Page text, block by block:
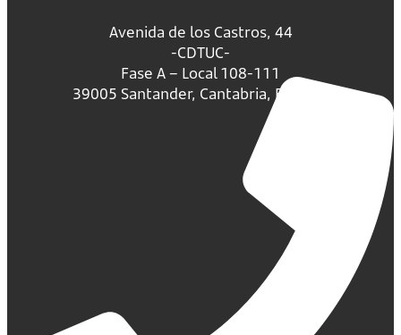
Avenida de los Castros, 44
-CDTUC-
Fase A – Local 108-111
39005 Santander, Cantabria, España.